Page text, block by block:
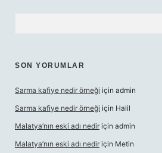
SON YORUMLAR
Sarma kafiye nedir örneği için admin
Sarma kafiye nedir örneği için Halil
Malatya’nın eski adı nedir için admin
Malatya’nın eski adı nedir için Metin